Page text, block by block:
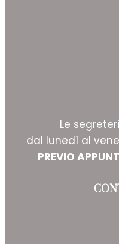
Le
dal lunedì al
PREVIO